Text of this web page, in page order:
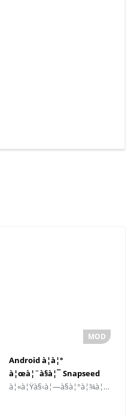
Android à¦à¦°
à¦œà¦¨à§à¦¯ Snapseed
Apk v2.19
à¦«à¦Ÿà§‹à¦—à§à¦°à¦¾à¦«à¦¿